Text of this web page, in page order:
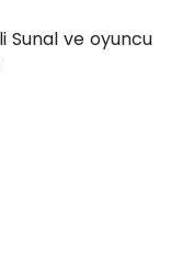
Sunal ve oyuncu